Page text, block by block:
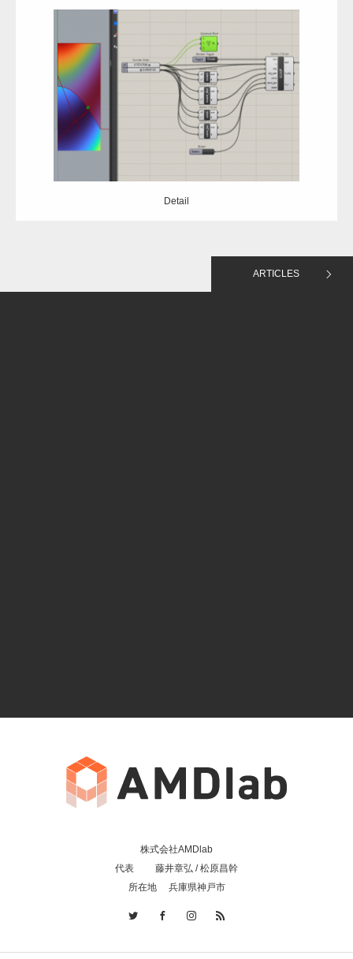
Category:Grasshopper 最適化 python
Detail
Detail
ARTICLES
株式会社AMDlab
代表 藤井章弘 / 松原昌幹
所在地 兵庫県神戸市